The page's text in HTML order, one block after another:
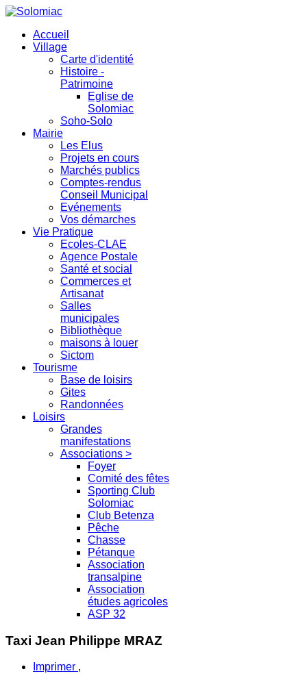
Accueil
Village
Carte d'identité
Histoire -
Patrimoine
Eglise de
Solomiac
Soho-Solo
Mairie
Les Elus
Projets en cours
Marchés publics
Comptes-rendus
Conseil Municipal
Evénements
Vos démarches
Vie Pratique
Ecoles-CLAE
Agence Postale
Santé et social
Commerces et
Artisanat
Salles
municipales
Bibliothèque
maisons à louer
Sictom
Tourisme
Base de loisirs
Gites
Randonnées
Loisirs
Grandes
manifestations
Associations >
Foyer
Comité des fêtes
Sporting Club
Solomiac
Club Betenza
Pêche
Chasse
Pétanque
Association
transalpine
Association
études agricoles
ASP 32
Taxi Jean Philippe MRAZ
Imprimer ,